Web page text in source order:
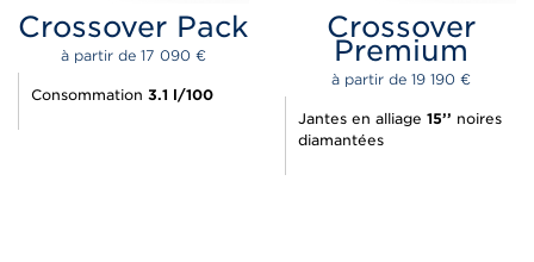
Crossover Pack
à partir de 17 090 €
Consommation 3.1 l/100
Crossover
Premium
à partir de 19 190 €
Jantes en alliage 15’’ noires
diamantées